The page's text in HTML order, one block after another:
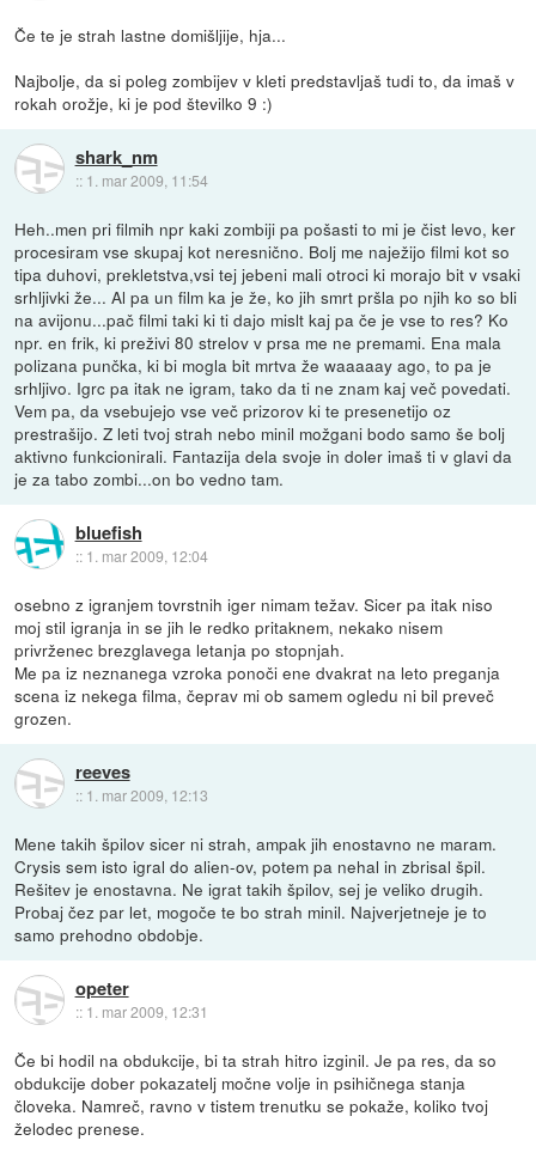
Če te je strah lastne domišljije, hja...
Najbolje, da si poleg zombijev v kleti predstavljaš tudi to, da imaš v
rokah orožje, ki je pod številko 9 :)
shark_nm
:: 1. mar 2009, 11:54
Heh..men pri filmih npr kaki zombiji pa pošasti to mi je čist levo, ker
procesiram vse skupaj kot neresnično. Bolj me naježijo filmi kot so
tipa duhovi, prekletstva,vsi tej jebeni mali otroci ki morajo bit v vsaki
srhljivki že... Al pa un film ka je že, ko jih smrt pršla po njih ko so bli
na avijonu...pač filmi taki ki ti dajo mislt kaj pa če je vse to res? Ko
npr. en frik, ki preživi 80 strelov v prsa me ne premami. Ena mala
polizana punčka, ki bi mogla bit mrtva že waaaaay ago, to pa je
srhljivo. Igrc pa itak ne igram, tako da ti ne znam kaj več povedati.
Vem pa, da vsebujejo vse več prizorov ki te presenetijo oz
prestrašijo. Z leti tvoj strah nebo minil možgani bodo samo še bolj
aktivno funkcionirali. Fantazija dela svoje in doler imaš ti v glavi da
je za tabo zombi...on bo vedno tam.
bluefish
:: 1. mar 2009, 12:04
osebno z igranjem tovrstnih iger nimam težav. Sicer pa itak niso
moj stil igranja in se jih le redko pritaknem, nekako nisem
privrženec brezglavega letanja po stopnjah.
Me pa iz neznanega vzroka ponoči ene dvakrat na leto preganja
scena iz nekega filma, čeprav mi ob samem ogledu ni bil preveč
grozen.
reeves
:: 1. mar 2009, 12:13
Mene takih špilov sicer ni strah, ampak jih enostavno ne maram.
Crysis sem isto igral do alien-ov, potem pa nehal in zbrisal špil.
Rešitev je enostavna. Ne igrat takih špilov, sej je veliko drugih.
Probaj čez par let, mogoče te bo strah minil. Najverjetneje je to
samo prehodno obdobje.
opeter
:: 1. mar 2009, 12:31
Če bi hodil na obdukcije, bi ta strah hitro izginil. Je pa res, da so
obdukcije dober pokazatelj močne volje in psihičnega stanja
človeka. Namreč, ravno v tistem trenutku se pokaže, koliko tvoj
želodec prenese.